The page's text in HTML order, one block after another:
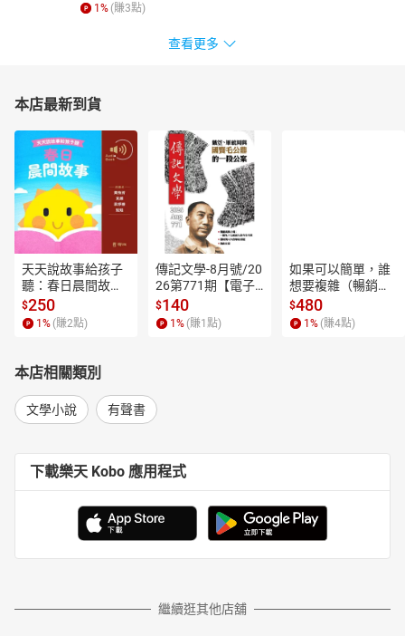
1% (賺3點)
查看更多
本店最新到貨
天天說故事給孩子
聽：春日晨間故事
【有聲書】
$250
1 % (賺2點)
傳記文學-8月號/20
26第771期【電子
書】
$140
1 % (賺1 點)
如果可以簡單，誰
想要複雜（暢銷經
典新編版）【電子
書】
$480
1 % (賺4點)
本店相關類別
文學小說 有聲書
下載樂天 Kobo 應用程式
繼續逛其他店舖